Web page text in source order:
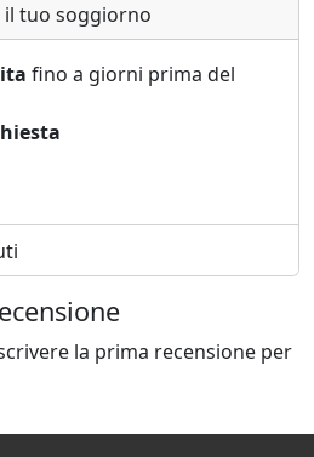
tuo soggiorno
fino a giorni prima del
la prima recensione per